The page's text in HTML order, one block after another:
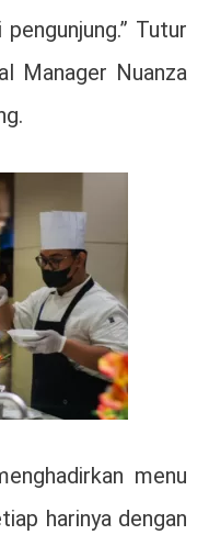
Tutur
Manager Nuanza
menu
harinya dengan